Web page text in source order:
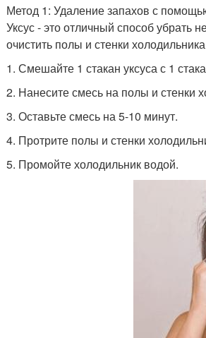
Метод 1: Удаление запахов с
Уксус - это отличный способ убрать
очистить полы и стенки
1. Смешайте 1 стакан уксуса с 1
2. Нанесите смесь на полы и стенки
3. Оставьте смесь на 5-10 минут.
4. Протрите полы и стенки
5. Промойте холодильник водой.